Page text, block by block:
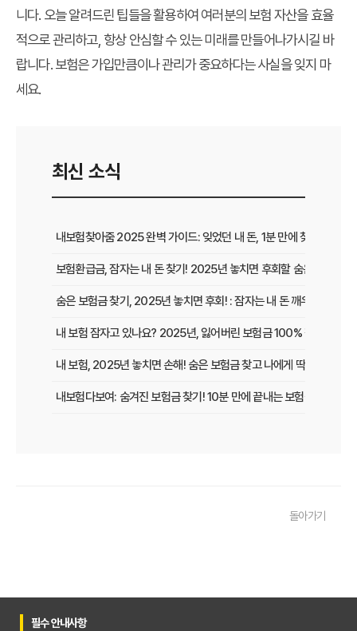
니다. 오늘 알려드린 팁들을 활용하여 여러분의 보험 자산을 효율
적으로 관리하고, 항상 안심할 수 있는 미래를 만들어나가시길 바
랍니다. 보험은 가입만큼이나 관리가 중요하다는 사실을 잊지 마
세요.
최신 소식
내보험찾아줌 2025 완벽 가이드: 잊었던 내 돈, 1분 만에 찾는 비법 공
보험환급금, 잠자는 내 돈 찾기! 2025년 놓치면 후회할 숨은 보험금
숨은 보험금 찾기, 2025년 놓치면 후회! : 잠자는 내 돈 깨우고 보험료
내 보험 잠자고 있나요? 2025년, 잃어버린 보험금 100% 찾는 법!
내 보험, 2025년 놓치면 손해! 숨은 보험금 찾고 나에게 딱 맞는 보장
내보험다보여: 숨겨진 보험금 찾기! 10분 만에 끝내는 보험금 청구 비법
숨은 보험금 찾기, 2025년 놓치면 후회! 내 돈 살리는 마지막 기회!
돌아가기
필수 안내사항